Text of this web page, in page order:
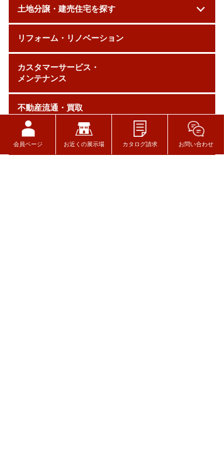
土地分譲・建売住宅を探す
リフォーム・リノベーション
カスタマーサービス・
メンテナンス
不動産流通・買取
住宅性能
会員ページ お近くの展示場 カタログ請求 お問い合わせ